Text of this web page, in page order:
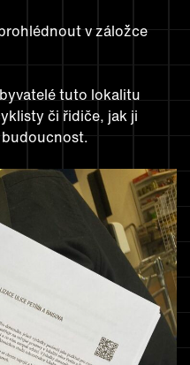
v záložce
tuto lokalitu
či řidiče, jak ji
budoucnost.